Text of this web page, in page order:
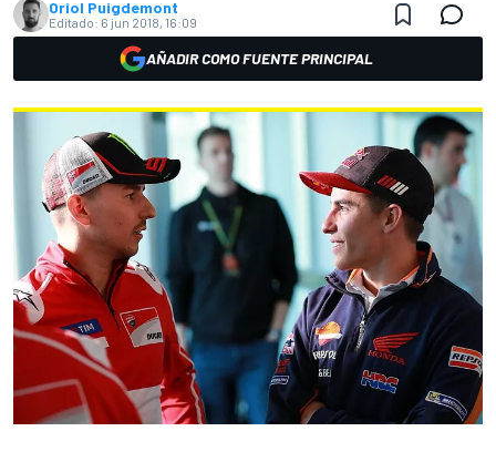
Oriol Puigdemont
Editado: 6 jun 2018, 16:09
AÑADIR COMO FUENTE PRINCIPAL